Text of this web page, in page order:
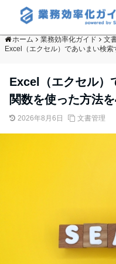
ホーム 業務効率化ガイド
文
Excel（エクセル）であいまい検
Excel（エクセル）
関数を使った方法を
2026年8月6日 文書管理